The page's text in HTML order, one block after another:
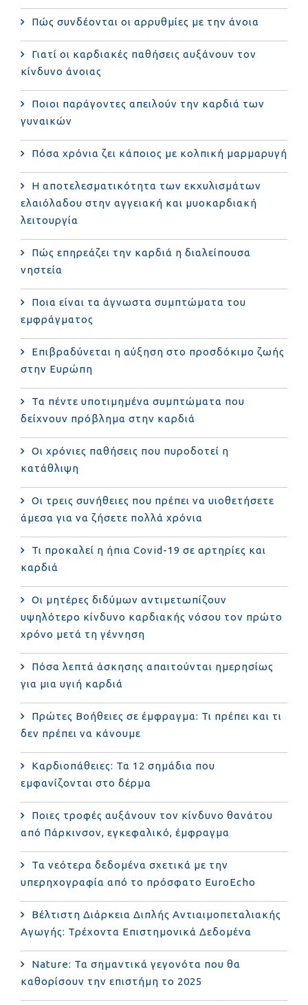
Πώς συνδέονται οι αρρυθμίες με την άνοια
Γιατί οι καρδιακές παθήσεις αυξάνουν τον
κίνδυνο άνοιας
Ποιοι παράγοντες απειλούν την καρδιά των
γυναικών
Πόσα χρόνια ζει κάποιος με κολπική μαρμαρυγή
Η αποτελεσματικότητα των εκχυλισμάτων
ελαιόλαδου στην αγγειακή και μυοκαρδιακή
λειτουργία
Πώς επηρεάζει την καρδιά η διαλείπουσα
νηστεία
Ποια είναι τα άγνωστα συμπτώματα του
εμφράγματος
Επιβραδύνεται η αύξηση στο προσδόκιμο ζωής
στην Ευρώπη
Τα πέντε υποτιμημένα συμπτώματα που
δείχνουν πρόβλημα στην καρδιά
Οι χρόνιες παθήσεις που πυροδοτεί η
κατάθλιψη
Οι τρεις συνήθειες που πρέπει να υιοθετήσετε
άμεσα για να ζήσετε πολλά χρόνια
Τι προκαλεί η ήπια Covid-19 σε αρτηρίες και
καρδιά
Οι μητέρες διδύμων αντιμετωπίζουν
υψηλότερο κίνδυνο καρδιακής νόσου τον πρώτο
χρόνο μετά τη γέννηση
Πόσα λεπτά άσκησης απαιτούνται ημερησίως
για μια υγιή καρδιά
Πρώτες Βοήθειες σε έμφραγμα: Τι πρέπει και τι
δεν πρέπει να κάνουμε
Καρδιοπάθειες: Τα 12 σημάδια που
εμφανίζονται στο δέρμα
Ποιες τροφές αυξάνουν τον κίνδυνο θανάτου
από Πάρκινσον, εγκεφαλικό, έμφραγμα
Τα νεότερα δεδομένα σχετικά με την
υπερηχογραφία από το πρόσφατο EuroEcho
Bέλτιστη Διάρκεια Διπλής Αντιαιμοπεταλιακής
Αγωγής: Τρέχοντα Επιστημονικά Δεδομένα
Nature: Τα σημαντικά γεγονότα που θα
καθορίσουν την επιστήμη το 2025